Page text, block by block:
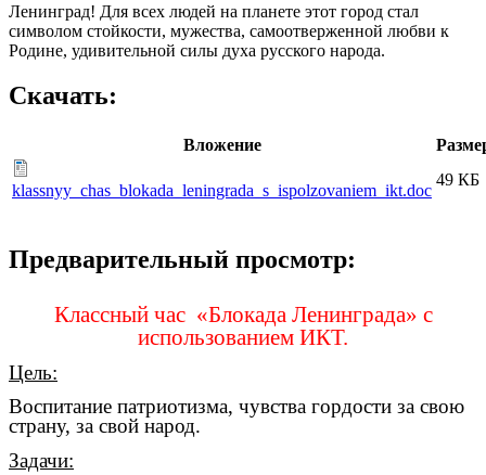
Ленинград! Для всех людей на планете этот город стал
символом стойкости, мужества, самоотверженной любви к
Родине, удивительной силы духа русского народа.
Скачать:
Вложение
klassnyy_chas_blokada_leningrada_s_ispolzovaniem_ikt.doc
49 КБ
Предварительный просмотр:
Классный час «Блокада Ленинграда» с
использованием ИКТ.
Цель:
Воспитание патриотизма, чувства гордости за свою
страну, за свой народ.
Задачи: